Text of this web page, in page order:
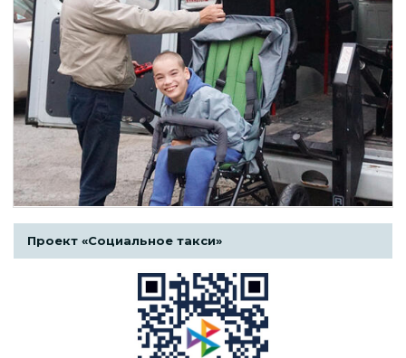
Проект «Социальное такси»